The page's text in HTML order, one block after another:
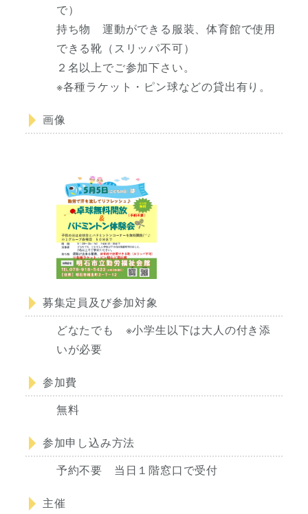
で）
持ち物 運動ができる服装、体育館で使用
できる靴（スリッパ不可）
２名以上でご参加下さい。
※各種ラケット・ピン球などの貸出有り。
画像
募集定員及び参加対象
どなたでも ※小学生以下は大人の付き添
いが必要
参加費
無料
参加申し込み方法
予約不要 当日１階窓口で受付
主催